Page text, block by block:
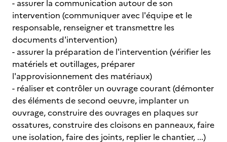
- assurer la communication autour de son
intervention (communiquer avec l'équipe et le
responsable, renseigner et transmettre les
documents d'intervention)
- assurer la préparation de l'intervention (vérifier les
matériels et outillages, préparer
l'approvisionnement des matériaux)
- réaliser et contrôler un ouvrage courant (démonter
des éléments de second oeuvre, implanter un
ouvrage, construire des ouvrages en plaques sur
ossatures, construire des cloisons en panneaux, faire
une isolation, faire des joints, replier le chantier, ...)